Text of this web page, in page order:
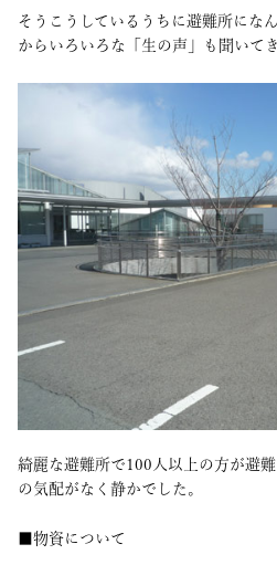
そうこうしているうちに避難所にな
からいろいろな「生の声」も聞いて
綺麗な避難所で100人以上の方が避
の気配がなく静かでした。
■物資について